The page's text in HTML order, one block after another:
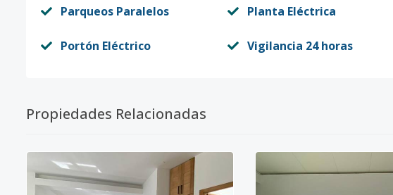
Parqueos Paralelos Planta Eléctrica
Portón Eléctrico Vigilancia 24 horas
Propiedades Relacionadas